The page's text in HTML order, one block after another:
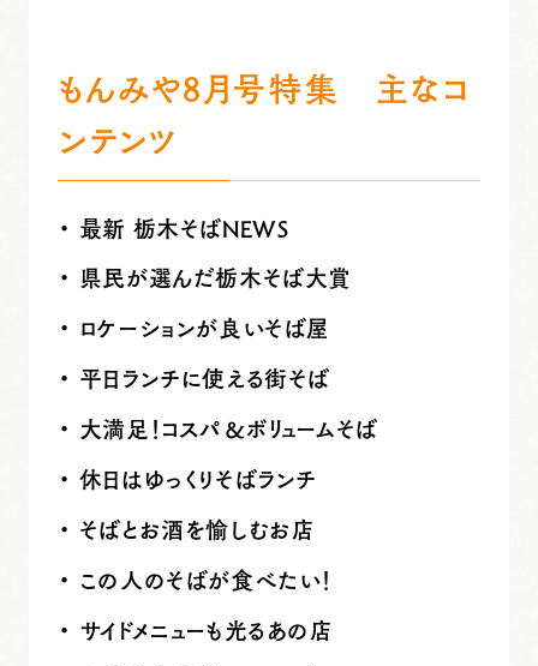
もんみや8月号特集 主なコ
ンテンツ
最新 栃木そばNEWS
県民が選んだ栃木そば大賞
ロケーションが良いそば屋
平日ランチに使える街そば
大満足！コスパ＆ボリュームそば
休日はゆっくりそばランチ
そばとお酒を愉しむお店
この人のそばが食べたい！
サイドメニューも光るあの店